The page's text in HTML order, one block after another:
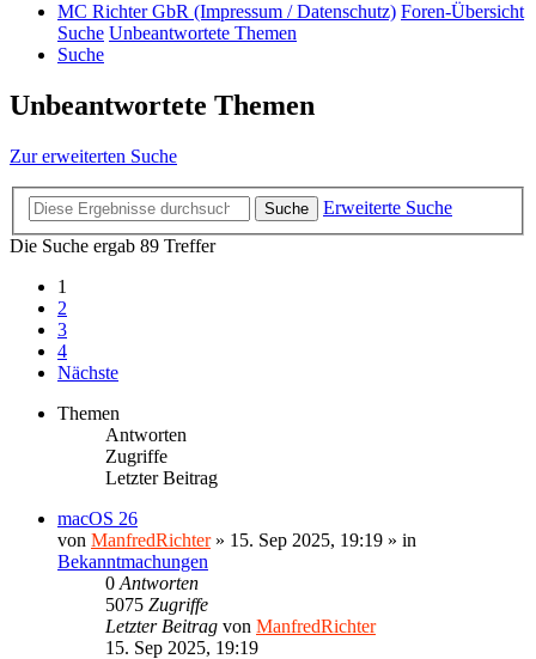
MC Richter GbR (Impressum / Datenschutz) Foren-Übersicht
Suche Unbeantwortete Themen
Suche
Unbeantwortete Themen
Zur erweiterten Suche
Suche
Erweiterte Suche
Die Suche ergab 89 Treffer
1
2
3
4
Nächste
Themen
Antworten
Zugriffe
Letzter Beitrag
macOS 26
von ManfredRichter» 15. Sep 2025, 19:19 » in
Bekanntmachungen
0 Antworten
5075 Zugriffe
Letzter Beitrag von ManfredRichter
15. Sep 2025, 19:19